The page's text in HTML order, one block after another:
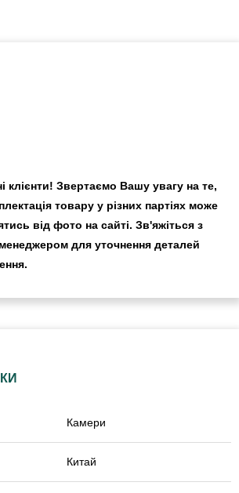
клієнти! Звертаємо Вашу увагу на те,
товару у різних партіях може
від фото на сайті. Зв'яжіться з
для уточнення деталей
Камери
Китай